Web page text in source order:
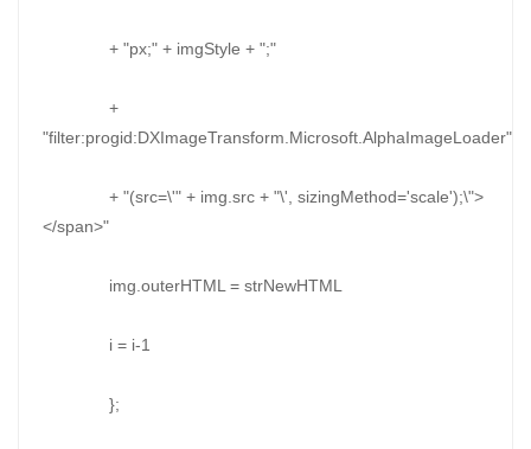
+ "px;" + imgStyle + ";"
+
"filter:progid:DXImageTransform.Microsoft.AlphaImageLoader"
+ "(src=\'" + img.src + "\', sizingMethod='scale');\">
</span>"
img.outerHTML = strNewHTML
i = i-1
};